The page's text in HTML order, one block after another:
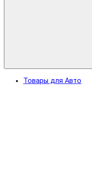
Товары для Авто